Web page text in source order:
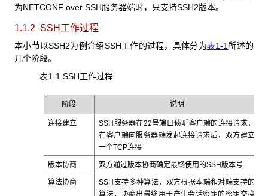
为NETCONF over SSH服务器端时，只支持SSH2版本。
1.1.2 SSH工作过程
本小节以SSH2为例介绍SSH工作的过程，具体分为表1-1 所述的
几个阶段。
表1-1 SSH工作过程
阶段 说明
连接建立
SSH服务器在22号端口侦听客户端的连接请求，
在客户端向服务器端发起连接请求后，双方建立
一个TCP连接
版本协商 双方通过版本协商确定最终使用的SSH版本号
算法协商
SSH支持多种算法，双方根据本端和对端支持的
算法，协商出最终用于产生会话密钥的密钥交换